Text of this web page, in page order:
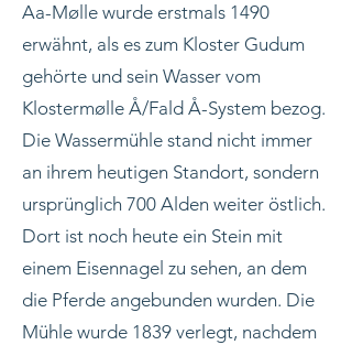
Aa-Mølle wurde erstmals 1490
erwähnt, als es zum Kloster Gudum
gehörte und sein Wasser vom
Klostermølle Å/Fald Å-System bezog.
Die Wassermühle stand nicht immer
an ihrem heutigen Standort, sondern
ursprünglich 700 Alden weiter östlich.
Dort ist noch heute ein Stein mit
einem Eisennagel zu sehen, an dem
die Pferde angebunden wurden. Die
Mühle wurde 1839 verlegt, nachdem